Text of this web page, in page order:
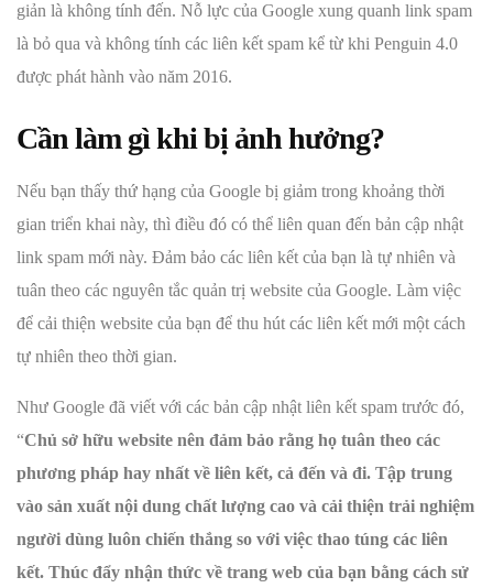
giản là không tính đến. Nỗ lực của Google xung quanh link spam
là bỏ qua và không tính các liên kết spam kể từ khi Penguin 4.0
được phát hành vào năm 2016.
Cần làm gì khi bị ảnh hưởng?
Nếu bạn thấy thứ hạng của Google bị giảm trong khoảng thời
gian triển khai này, thì điều đó có thể liên quan đến bản cập nhật
link spam mới này. Đảm bảo các liên kết của bạn là tự nhiên và
tuân theo các nguyên tắc quản trị website của Google. Làm việc
để cải thiện website của bạn để thu hút các liên kết mới một cách
tự nhiên theo thời gian.
Như Google đã viết với các bản cập nhật liên kết spam trước đó,
“Chủ sở hữu website nên đảm bảo rằng họ tuân theo các
phương pháp hay nhất về liên kết, cả đến và đi. Tập trung
vào sản xuất nội dung chất lượng cao và cải thiện trải nghiệm
người dùng luôn chiến thắng so với việc thao túng các liên
kết. Thúc đẩy nhận thức về trang web của bạn bằng cách sử